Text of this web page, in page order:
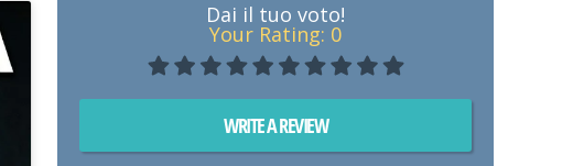
Dai il tuo voto!
Your Rating: 0
WRITE A REVIEW